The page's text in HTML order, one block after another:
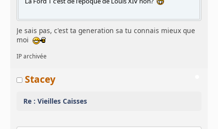
Je sais pas, c'est ta generation sa tu connais mieux que
moi
IP archivée
Stacey
Re : Vieilles Caisses